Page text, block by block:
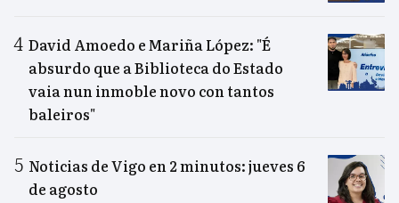
David Amoedo e Mariña López: "É
absurdo que a Biblioteca do Estado
vaia nun inmoble novo con tantos
baleiros"
Noticias de Vigo en 2 minutos: jueves 6
de agosto